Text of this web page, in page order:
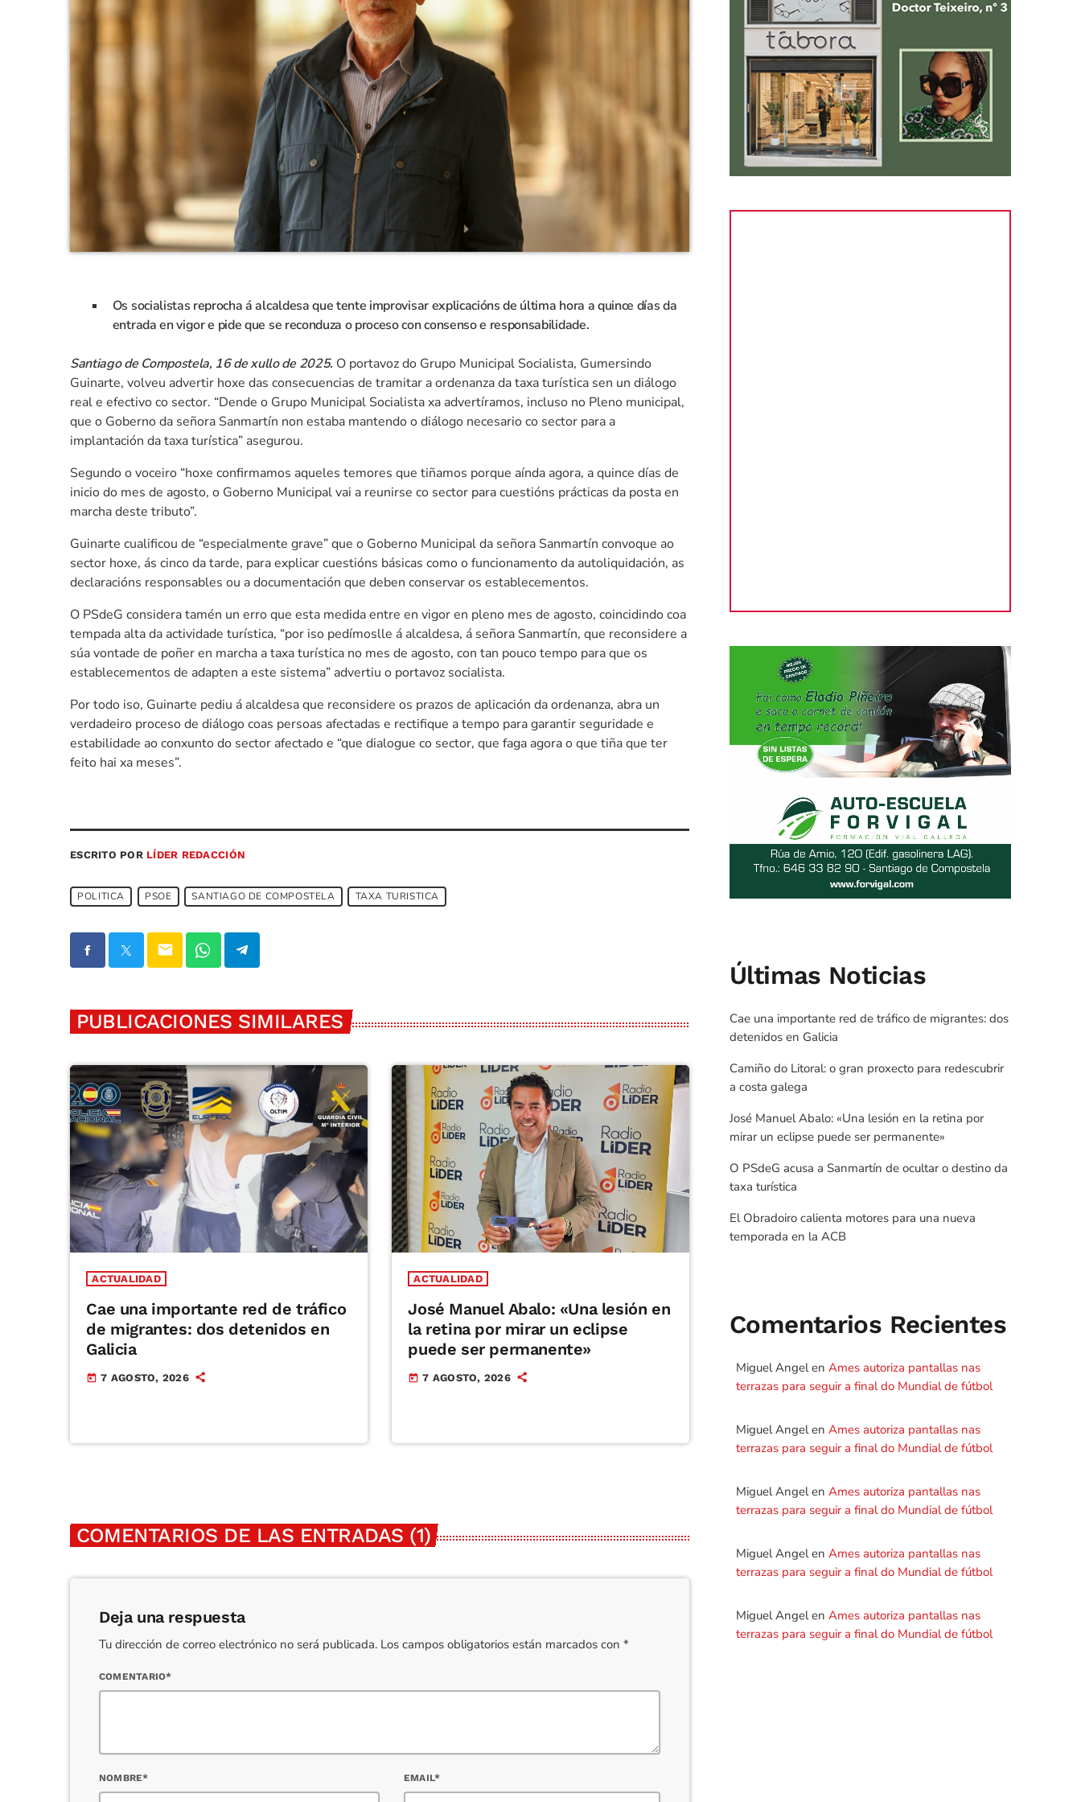
Os socialistas reprocha á alcaldesa que tente improvisar explicacións de última hora a quince días da
entrada en vigor e pide que se reconduza o proceso con consenso e responsabilidade.
Santiago de Compostela, 16 de xullo de 2025.O portavoz do Grupo Municipal Socialista, Gumersindo
Guinarte, volveu advertir hoxe das consecuencias de tramitar a ordenanza da taxa turística sen un diálogo
real e efectivo co sector. “Dende o Grupo Municipal Socialista xa advertíramos, incluso no Pleno municipal,
que o Goberno da señora Sanmartín non estaba mantendo o diálogo necesario co sector para a
implantación da taxa turística” asegurou.
Segundo o voceiro “hoxe confirmamos aqueles temores que tiñamos porque aínda agora, a quince días de
inicio do mes de agosto, o Goberno Municipal vai a reunirse co sector para cuestións prácticas da posta en
marcha deste tributo”.
Guinarte cualificou de “especialmente grave” que o Goberno Municipal da señora Sanmartín convoque ao
sector hoxe, ás cinco da tarde, para explicar cuestións básicas como o funcionamento da autoliquidación, as
declaracións responsables ou a documentación que deben conservar os establecementos.
O PSdeG considera tamén un erro que esta medida entre en vigor en pleno mes de agosto, coincidindo coa
tempada alta da actividade turística, “por iso pedímoslle á alcaldesa, á señora Sanmartín, que reconsidere a
súa vontade de poñer en marcha a taxa turística no mes de agosto, con tan pouco tempo para que os
establecementos de adapten a este sistema” advertiu o portavoz socialista.
Por todo iso, Guinarte pediu á alcaldesa que reconsidere os prazos de aplicación da ordenanza, abra un
verdadeiro proceso de diálogo coas persoas afectadas e rectifique a tempo para garantir seguridade e
estabilidade ao conxunto do sector afectado e “que dialogue co sector, que faga agora o que tiña que ter
feito hai xa meses”.
ESCRITO POR LÍDER REDACCIÓN
POLITICA PSOE SANTIAGO DE COMPOSTELA TAXA TURISTICA
email
PUBLICACIONES SIMILARES
ACTUALIDAD
Cae una importante red de tráfico
de migrantes: dos detenidos en
Galicia
today 7 AGOSTO, 2026
ACTUALIDAD
José Manuel Abalo: «Una lesión en
la retina por mirar un eclipse
puede ser permanente»
today 7 AGOSTO, 2026
COMENTARIOS DE LAS ENTRADAS (1)
Deja una respuesta
Tu dirección de correo electrónico no será publicada. Los campos obligatorios están marcados con *
COMENTARIO*
NOMBRE* EMAIL*
Últimas Noticias
Cae una importante red de tráfico de migrantes: dos
detenidos en Galicia
Camiño do Litoral: o gran proxecto para redescubrir
a costa galega
José Manuel Abalo: «Una lesión en la retina por
mirar un eclipse puede ser permanente»
O PSdeG acusa a Sanmartín de ocultar o destino da
taxa turística
El Obradoiro calienta motores para una nueva
temporada en la ACB
Comentarios Recientes
Miguel Angelen Ames autoriza pantallas nas
terrazas para seguir a final do Mundial de fútbol
Miguel Angelen Ames autoriza pantallas nas
terrazas para seguir a final do Mundial de fútbol
Miguel Angelen Ames autoriza pantallas nas
terrazas para seguir a final do Mundial de fútbol
Miguel Angelen Ames autoriza pantallas nas
terrazas para seguir a final do Mundial de fútbol
Miguel Angelen Ames autoriza pantallas nas
terrazas para seguir a final do Mundial de fútbol